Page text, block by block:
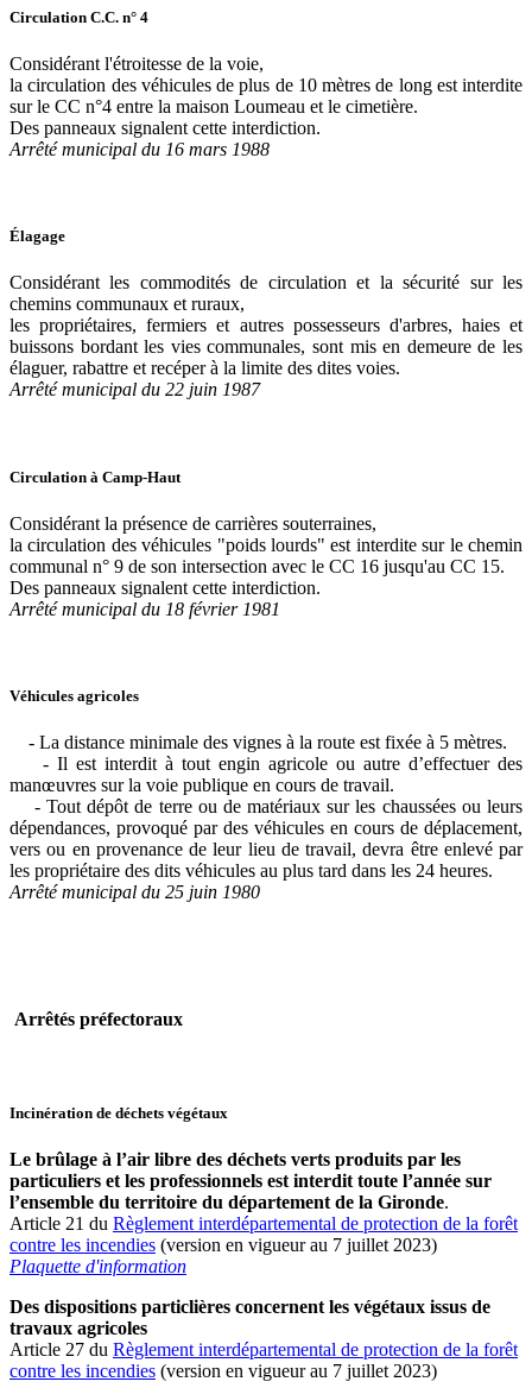
Circulation C.C. n° 4
Considérant l'étroitesse de la voie,
la circulation des véhicules de plus de 10 mètres de long est interdite
sur le CC n°4 entre la maison Loumeau et le cimetière.
Des panneaux signalent cette interdiction.
Arrêté municipal du 16 mars 1988
Élagage
Considérant les commodités de circulation et la sécurité sur les
chemins communaux et ruraux,
les propriétaires, fermiers et autres possesseurs d'arbres, haies et
buissons bordant les vies communales, sont mis en demeure de les
élaguer, rabattre et recéper à la limite des dites voies.
Arrêté municipal du 22 juin 1987
Circulation à Camp-Haut
Considérant la présence de carrières souterraines,
la circulation des véhicules "poids lourds" est interdite sur le chemin
communal n° 9 de son intersection avec le CC 16 jusqu'au CC 15.
Des panneaux signalent cette interdiction.
Arrêté municipal du 18 février 1981
Véhicules agricoles
- La distance minimale des vignes à la route est fixée à 5 mètres.
- Il est interdit à tout engin agricole ou autre d’effectuer des
manœuvres sur la voie publique en cours de travail.
- Tout dépôt de terre ou de matériaux sur les chaussées ou leurs
dépendances, provoqué par des véhicules en cours de déplacement,
vers ou en provenance de leur lieu de travail, devra être enlevé par
les propriétaire des dits véhicules au plus tard dans les 24 heures.
Arrêté municipal du 25 juin 1980
Arrêtés préfectoraux
Incinération de déchets végétaux
Le brûlage à l’air libre des déchets verts produits par les
particuliers et les professionnels est interdit toute l’année sur
l’ensemble du territoire du département de la Gironde.
Article 21 du Règlement interdépartemental de protection de la forêt
contre les incendies (version en vigueur au 7 juillet 2023)
Plaquette d'information
Des dispositions particlières concernent les végétaux issus de
travaux agricoles
Article 27 du Règlement interdépartemental de protection de la forêt
contre les incendies (version en vigueur au 7 juillet 2023)